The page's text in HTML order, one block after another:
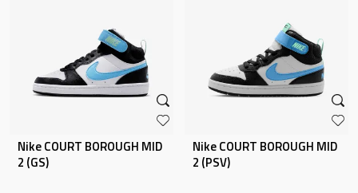
Nike COURT BOROUGH MID
2 (GS)
Nike COURT BOROUGH MID
2 (PSV)